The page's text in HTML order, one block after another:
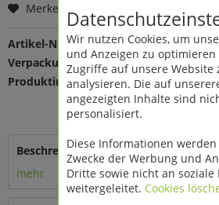
Merken
Artikel-Nr.:
118700
Verpackungseinheit:
1 St
Produktinfo:
Farbe: creme
Maße: B 25 mm
Material:
Beschreibung
mehr
Wir nutzen Cookies, um
und Anzeigen zu
Zugriffe auf unsere Website
analysieren. Die auf
angezeigten Inhalte sind
personalisiert.
Diese Informationen
Zwecke der Werbung und
Dritte sowie nicht an soziale
weitergeleitet. Cookies